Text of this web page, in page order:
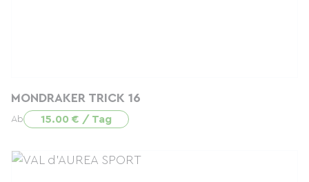
MONDRAKER TRICK 16
Ab 15.00 € / Tag